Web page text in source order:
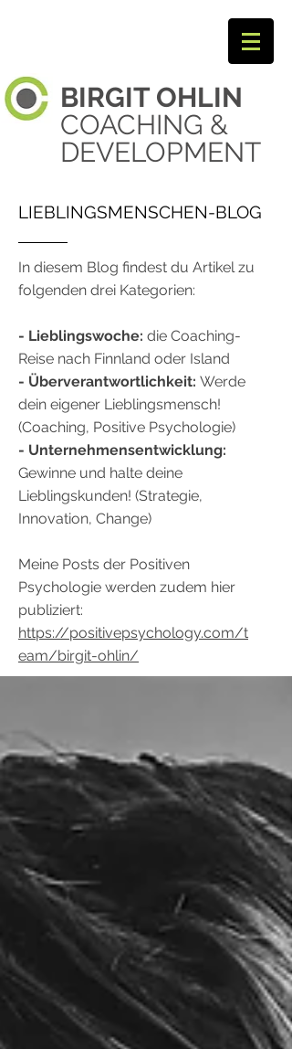
BIRGIT OHLIN ​
COACHING &
DEVELOPMENT
LIEBLINGSMENSCHEN-BLOG
In diesem Blog findest du Artikel zu
folgenden drei Kategorien:
- Lieblingswoche: die Coaching-
Reise nach Finnland oder Island
- Überverantwortlichkeit: Werde
dein eigener Lieblingsmensch!
(Coaching, Positive Psychologie)
- Unternehmensentwicklung:
Gewinne und halte deine
Lieblingskunden! (Strategie,
Innovation, Change)
Meine Posts der Positiven
Psychologie werden zudem hier
publiziert:
https://positivepsychology.com/t
eam/birgit-ohlin/